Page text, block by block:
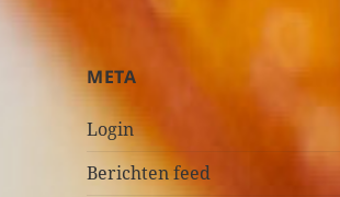
i
e
v
n
META
Login
Berichten feed